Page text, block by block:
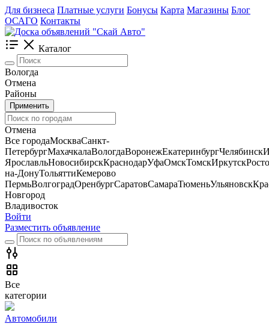
Для бизнеса Платные услуги Бонусы Карта Магазины Блог
ОСАГО Контакты
Каталог
Вологда
Отмена
Районы
Применить
Отмена
Все городаМоскваСанкт-
ПетербургМахачкалаВологдаВоронежЕкатеринбургЧелябинск
ЯрославльНовосибирскКраснодарУфаОмскТомскИркутск
на-ДонуТольяттиКемерово
ПермьВолгоградОренбургСаратовСамараТюменьУльяновск
Новгород
Владивосток
Войти
Разместить объявление
Все
категории
Автомобили